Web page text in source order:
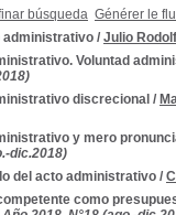
búsqueda Générer le
administrativo / Julio
Voluntad
discrecional /
y mero
dic.2018)
del acto administrativo /
como